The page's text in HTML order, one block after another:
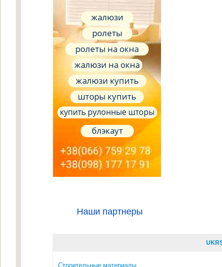
жалюзи
ролеты
ролеты на окна
жалюзи на окна
жалюзи купить
шторы купить
купить рулонные шторы
блэкаут
Наши партнеры
Строительные материалы